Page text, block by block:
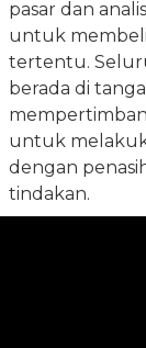
pasar dan
untuk
tertentu.
berada di
untuk
dengan
tindakan.